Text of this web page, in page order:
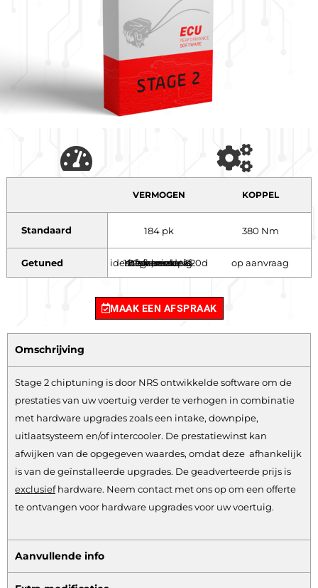
VERMOGEN KOPPEL
Standaard 184 pk 380 Nm
Getuned Deze motor is identiek aan de 520d 190pk, maar af-fabriek softwarematig begrensd. pk op aanvraag
MAAK EEN AFSPRAAK
Omschrijving
Stage 2 chiptuning is door NRS ontwikkelde software om de
prestaties van uw voertuig verder te verhogen in combinatie
met hardware upgrades zoals een intake, downpipe,
uitlaatsysteem en/of intercooler. De prestatiewinst kan
afwijken van de opgegeven waardes, omdat deze afhankelijk
is van de geïnstalleerde upgrades. De geadverteerde prijs is
exclusiefhardware. Neem contact met ons op om een offerte
te ontvangen voor hardware upgrades voor uw voertuig.
Aanvullende info